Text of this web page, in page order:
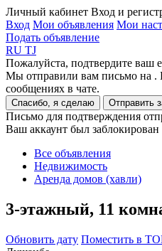
Личный кабинет Вход и
Вход Мои объявления Мои
Подать объявление
RU TJ
Пожалуйста, подтвердите ваш
Мы отправили вам письмо на .
сообщениях в чате.
Спасибо, я сделаю Отправить
Письмо для подтверждения
Ваш аккаунт был заблокирован
Все объявления
Недвижимость
Аренда домов (хавли)
3-этажный, 11
Обновить дату Поместить в